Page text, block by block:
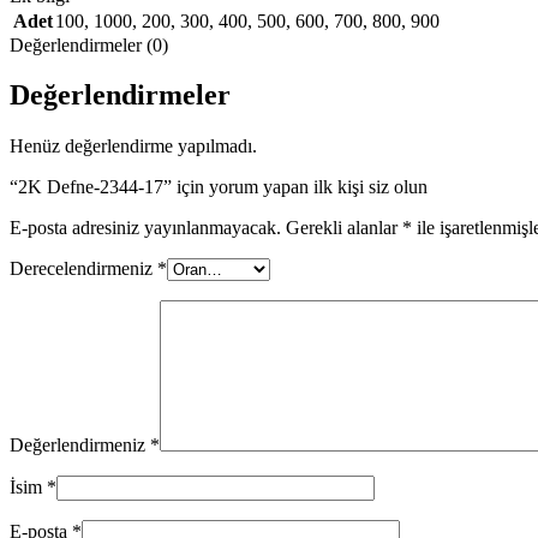
Adet100, 1000, 200, 300, 400, 500, 600, 700, 800, 900
Değerlendirmeler (0)
Değerlendirmeler
Henüz değerlendirme yapılmadı.
“2K Defne-2344-17” için yorum yapan ilk kişi siz olun
E-posta adresiniz yayınlanmayacak. Gerekli alanlar * ile
Derecelendirmeniz *
Değerlendirmeniz *
İsim *
E-posta *